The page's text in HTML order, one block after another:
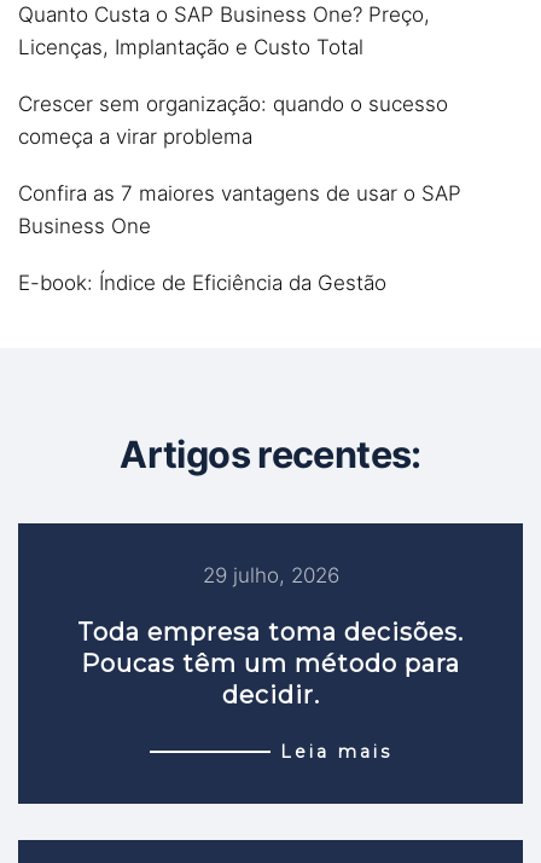
Quanto Custa o SAP Business One? Preço,
Licenças, Implantação e Custo Total
Crescer sem organização: quando o sucesso
começa a virar problema
Confira as 7 maiores vantagens de usar o SAP
Business One
E-book: Índice de Eficiência da Gestão
Artigos recentes:
29 julho, 2026
Toda empresa toma decisões.
Poucas têm um método para
decidir.
Leia mais